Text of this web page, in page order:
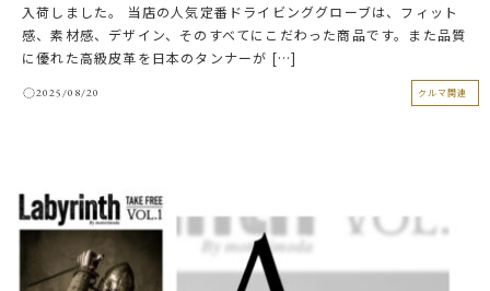
入荷しました。 当店の人気定番ドライビンググローブは、フィット
感、素材感、デザイン、そのすべてにこだわった商品です。また品質
に優れた高級皮革を日本のタンナーが […]
2025/08/20 クルマ関連